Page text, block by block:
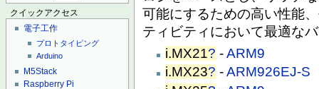
クイックアクセス
電子工作
プロトタイピング
Arduino
M5Stack
Raspberry Pi
可能にするための高い性能
ティビティにおいて最適な
i.MX21? -ARM9
i.MX23? -ARM926EJ-S